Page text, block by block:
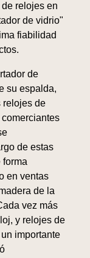
relojes en
de vidrio"
fiabilidad
de
su espalda,
relojes de
de estas
forma
en ventas
de la
vez más
y relojes de
importante